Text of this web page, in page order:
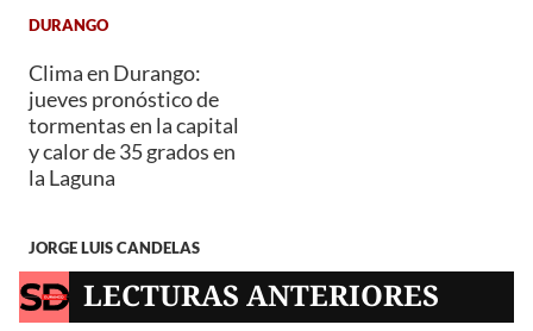
DURANGO
Clima en Durango:
jueves pronóstico de
tormentas en la capital
y calor de 35 grados en
la Laguna
JORGE LUIS CANDELAS
LECTURAS ANTERIORES